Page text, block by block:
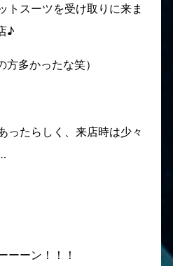
トスーツを受け取りに来ま
♪
方多かったな笑）
ったらしく、来店時は少々
ーーン！！！